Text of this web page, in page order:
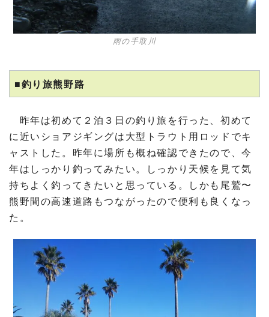
雨の手取川
■釣り旅熊野路
昨年は初めて２泊３日の釣り旅を行った、初めて
に近いショアジギングは大型トラウト用ロッドでキ
ャストした。昨年に場所も概ね確認できたので、今
年はしっかり釣ってみたい。しっかり天候を見て気
持ちよく釣ってきたいと思っている。しかも尾鷲〜
熊野間の高速道路もつながったので便利も良くなっ
た。